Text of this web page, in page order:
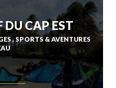
DU CAP EST
SPORTS & AVENTURES